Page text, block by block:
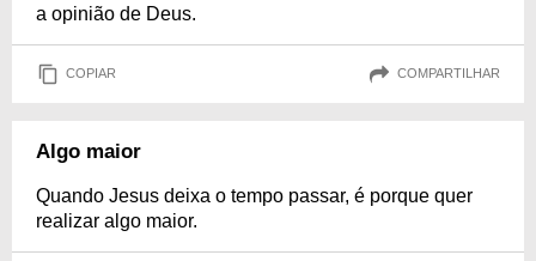
a opinião de Deus.
COPIAR COMPARTILHAR
Algo maior
Quando Jesus deixa o tempo passar, é porque quer
realizar algo maior.